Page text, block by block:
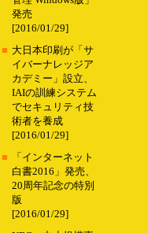
発売
[2016/01/29]
■ 大日本印刷が「サ
イバーナレッジア
カデミー」設立、
IAIの訓練システム
でセキュリティ技
術者を養成
[2016/01/29]
■
「インターネット
白書2016」発売、
20周年記念の特別
版
[2016/01/29]